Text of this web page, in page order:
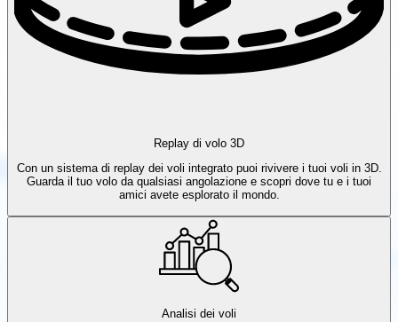
Replay di volo 3D
Con un sistema di replay dei voli integrato puoi rivivere i tuoi voli in 3D.
Guarda il tuo volo da qualsiasi angolazione e scopri dove tu e i tuoi
amici avete esplorato il mondo.
Analisi dei voli